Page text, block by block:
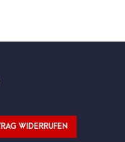
WIDERRUFEN